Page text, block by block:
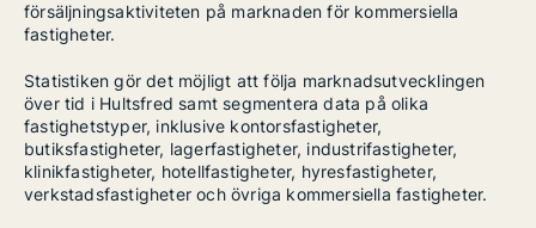
försäljningsaktiviteten på marknaden för kommersiella
fastigheter.
Statistiken gör det möjligt att följa marknadsutvecklingen
över tid i Hultsfred samt segmentera data på olika
fastighetstyper, inklusive kontorsfastigheter,
butiksfastigheter, lagerfastigheter, industrifastigheter,
klinikfastigheter, hotellfastigheter, hyresfastigheter,
verkstadsfastigheter och övriga kommersiella fastigheter.